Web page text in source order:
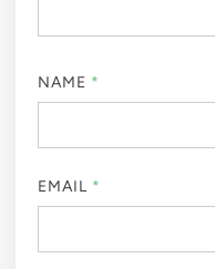
NAME *
EMAIL *